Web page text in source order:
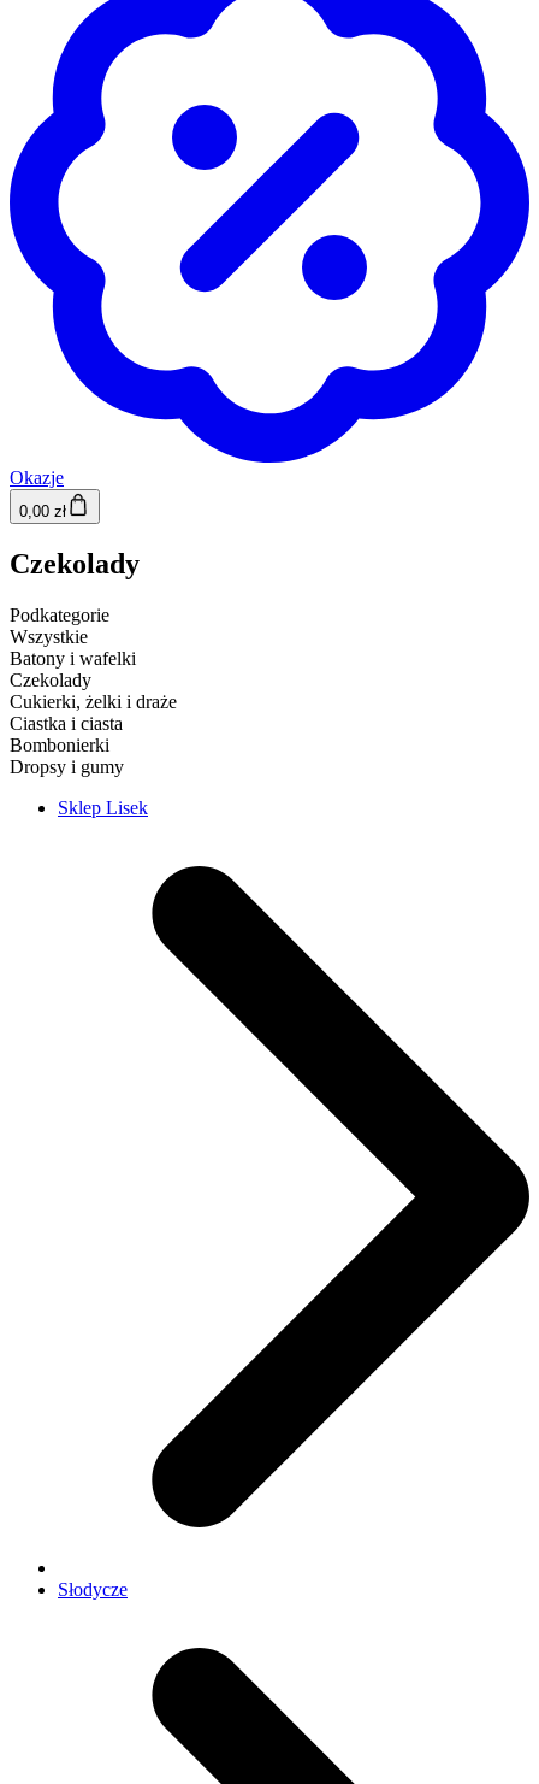
Okazje
0,00 zł
Czekolady
Podkategorie
Wszystkie
Batony i wafelki
Czekolady
Cukierki, żelki i draże
Ciastka i ciasta
Bombonierki
Dropsy i gumy
Sklep Lisek
Słodycze